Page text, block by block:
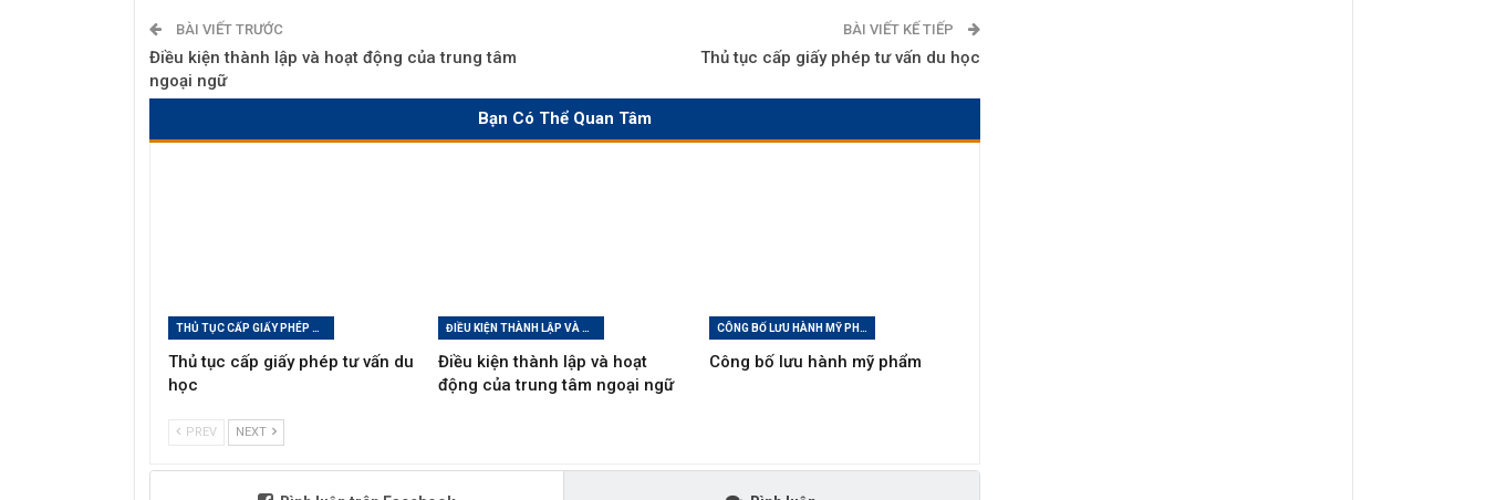
BÀI VIẾT TRƯỚC
Điều kiện thành lập và hoạt động của trung tâm
ngoại ngữ
BÀI VIẾT KẾ TIẾP
Thủ tục cấp giấy phép tư vấn du học
Bạn Có Thể Quan Tâm
THỦ TỤC CẤP GIẤY PHÉP TƯ VẤN DU HỌC
Thủ tục cấp giấy phép tư vấn du
học
ĐIỀU KIỆN THÀNH LẬP VÀ HOẠT ĐỘNG CỦA TRUNG TÂM NGOẠI NGỮ
Điều kiện thành lập và hoạt
động của trung tâm ngoại ngữ
CÔNG BỐ LƯU HÀNH MỸ PHẨM
Công bố lưu hành mỹ phẩm
PREV NEXT